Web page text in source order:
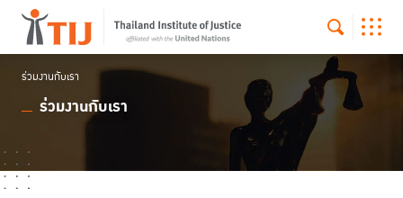
ร่วมงานกับเรา
ร่วมงานกับเรา